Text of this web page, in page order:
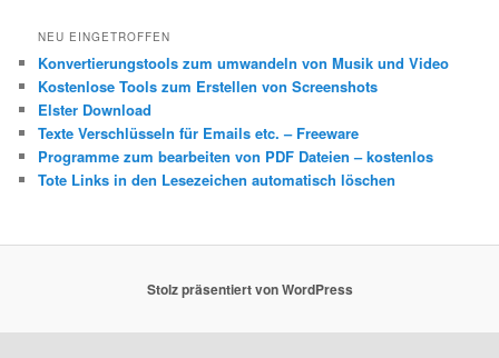
NEU EINGETROFFEN
Konvertierungstools zum umwandeln von Musik und Video
Kostenlose Tools zum Erstellen von Screenshots
Elster Download
Texte Verschlüsseln für Emails etc. – Freeware
Programme zum bearbeiten von PDF Dateien – kostenlos
Tote Links in den Lesezeichen automatisch löschen
Stolz präsentiert von WordPress